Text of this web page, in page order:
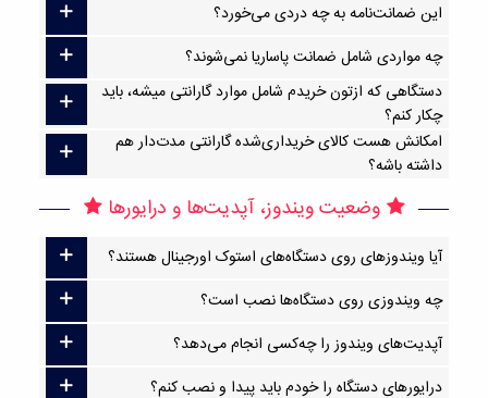
این ضمانت‌نامه به چه دردی می‌خورد؟
چه مواردی شامل ضمانت پاساریا نمی‌شوند؟
دستگاهی که ازتون خریدم شامل موارد گارانتی میشه، باید
چکار کنم؟
امکانش هست کالای خریداری‌شده گارانتی مدت‌دار هم
داشته باشه؟
وضعیت ویندوز، آپدیت‌ها و درایورها
آیا ویندوزهای روی دستگاه‌های استوک اورجینال هستند؟
چه ویندوزی روی دستگاه‌ها نصب است؟
آپدیت‌های ویندوز را چه‌کسی انجام می‌دهد؟
درایورهای دستگاه را خودم باید پیدا و نصب کنم؟